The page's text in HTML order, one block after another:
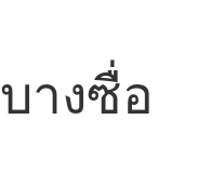
างซื่อ